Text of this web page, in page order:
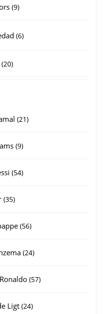
99
66
2020
2121
99
5454
3535
5656
2424
5757
Ligt 2424